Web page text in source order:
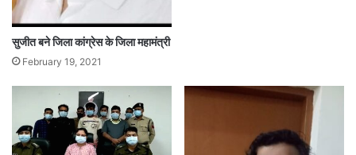
सुजीत बने जिला कांग्रेस के जिला महामंत्री
February 19, 2021